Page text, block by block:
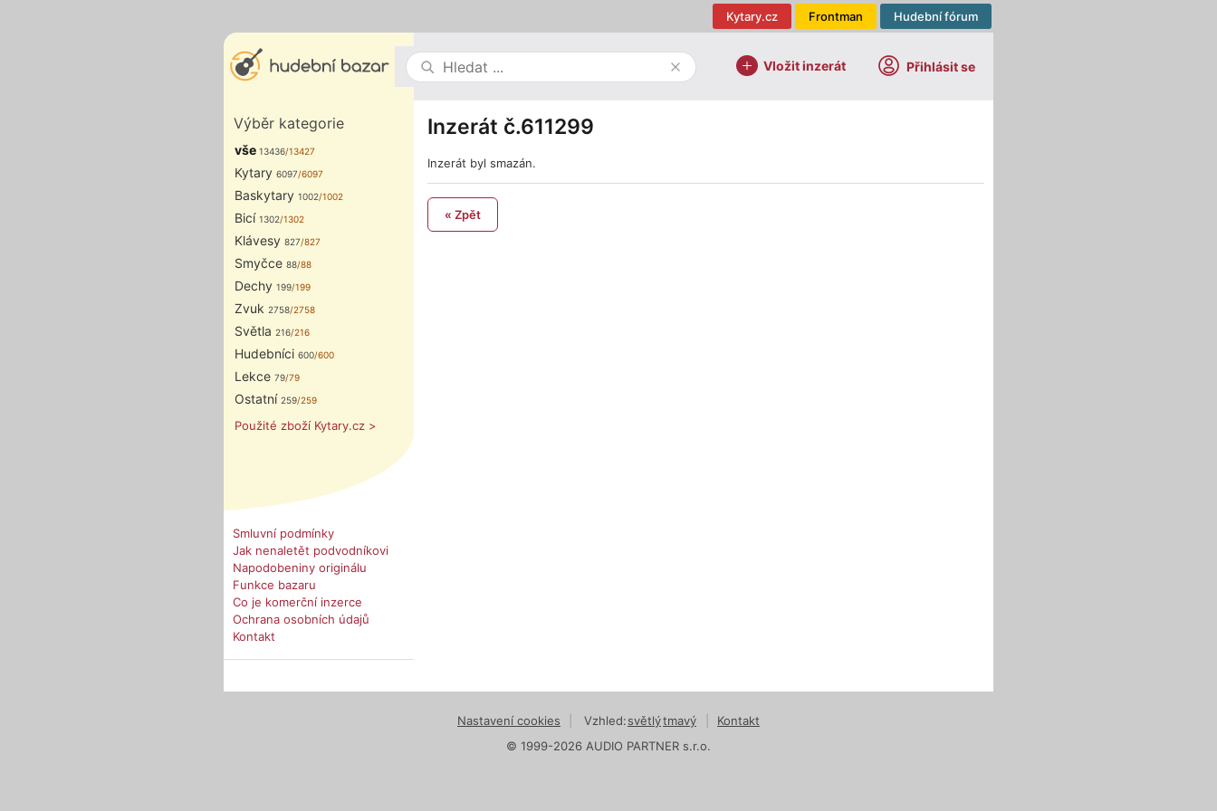
Hudební fórum
Frontman
Kytary.cz
Vložit inzerát Přihlásit se
Výběr kategorie
vše 13436/13427
Kytary 6097/6097
Baskytary 1002/1002
Bicí 1302/1302
Klávesy 827/827
Smyčce 88/88
Dechy 199/199
Zvuk 2758/2758
Světla 216/216
Hudebníci 600/600
Lekce 79/79
Ostatní 259/259
Použité zboží Kytary.cz >
Smluvní podmínky
Jak nenaletět podvodníkovi
Napodobeniny originálu
Funkce bazaru
Co je komerční inzerce
Ochrana osobních údajů
Kontakt
Inzerát č.611299
Inzerát byl smazán.
« Zpět
Nastavení cookies Vzhled:světlýtmavý
Kontakt
© 1999-2026 AUDIO PARTNER s.r.o.